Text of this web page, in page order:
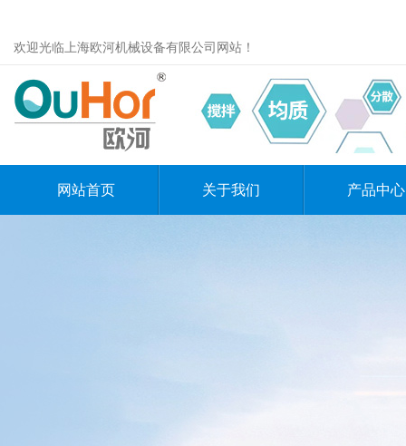
欢迎光临上海欧河机械设备有限公司网站！
网站首页 关于我们 产品中心